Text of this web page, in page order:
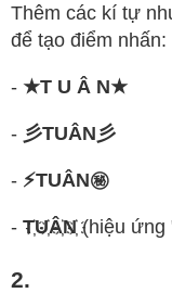
Thêm các kí tự
để tạo điểm nhấn:
- ★T U Â N★
- 彡TUÂN彡
- ⚡TUÂN㊙
- T҉U҉Â҉N҉(hiệu ứng
2.